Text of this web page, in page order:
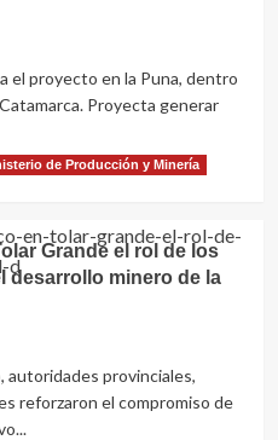
el proyecto en la Puna, dentro
Proyecta generar
de Producción y Minería
Grande el rol de los
desarrollo minero de la
autoridades provinciales,
reforzaron el compromiso de